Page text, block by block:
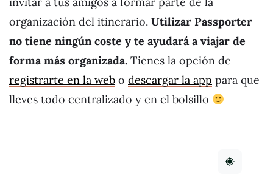
organización del itinerario. Utilizar Passporter
no tiene ningún coste y te ayudará a viajar de
forma más organizada. Tienes la opción de
registrarte en la web o descargar la app para que
lleves todo centralizado y en el bolsillo